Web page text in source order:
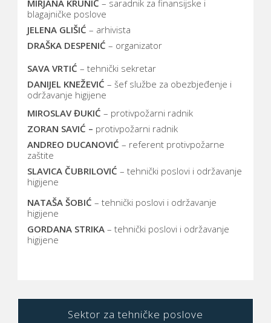
MIRJANA KRUNIĆ – saradnik za finansijske i
blagajničke poslove
JELENA GLIŠIĆ – arhivista
DRAŠKA DESPENIĆ – organizator
SAVA VRTIĆ – tehnički sekretar
DANIJEL KNEŽEVIĆ – šef službe za obezbjeđenje i
održavanje higijene
MIROSLAV ĐUKIĆ – protivpožarni radnik
ZORAN SAVIĆ – protivpožarni radnik
ANDREO DUCANOVIĆ – referent protivpožarne
zaštite
SLAVICA ČUBRILOVIĆ – tehnički poslovi i održavanje
higijene
NATAŠA ŠOBIĆ – tehnički poslovi i održavanje
higijene
GORDANA STRIKA – tehnički poslovi i održavanje
higijene
Sektor za tehničke poslove